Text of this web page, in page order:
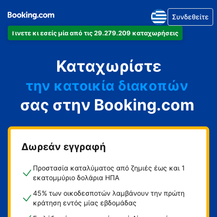
Γίνετε κι εσείς μία από τις 29.279.209 καταχωρήσεις
Συνδεθείτε
Καταχωρίστε
το ξενοδοχείο
την κατοικία διακοπών
τον ξενώνα
τη βίλα
σας στην Booking.com
Δωρεάν εγγραφή
Προστασία καταλύματος από ζημιές έως και 1
εκατομμύριο δολάρια ΗΠΑ
45% των οικοδεσποτών λαμβάνουν την πρώτη
κράτηση εντός μίας εβδομάδας